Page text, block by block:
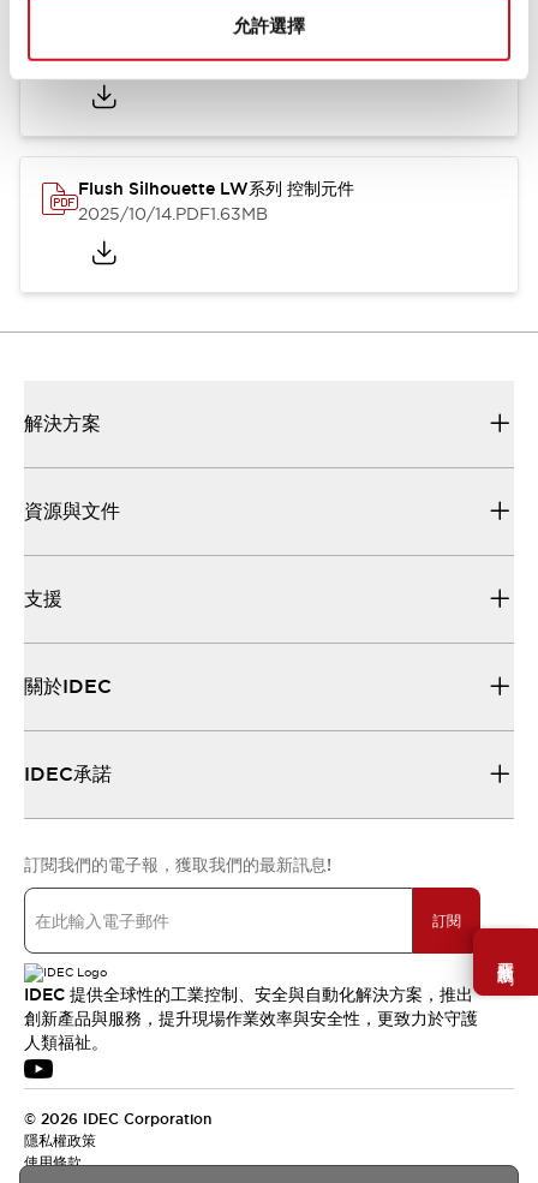
允許選擇
需要幫助嗎？
Flush Silhouette LW系列 控制元件 (英文版)
2025/09/19.PDF1.23MB
Flush Silhouette LW系列 控制元件
2025/10/14.PDF1.63MB
解決方案
資源與文件
支援
關於IDEC
IDEC承諾
訂閱我們的電子報，獲取我們的最新訊息!
訂閱
IDEC 提供全球性的工業控制、安全與自動化解決方案，推出
創新產品與服務，提升現場作業效率與安全性，更致力於守護
人類福祉。
© 2026 IDEC Corporation
隱私權政策
使用條款